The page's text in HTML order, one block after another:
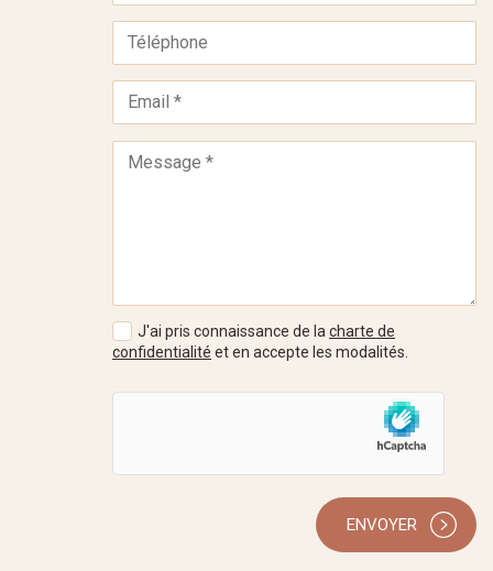
J'ai pris connaissance de lacharte de
confidentialité et en accepte les modalités.
ENVOYER